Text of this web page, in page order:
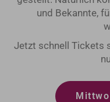
und Bekannte,
Jetzt schnell Tickets